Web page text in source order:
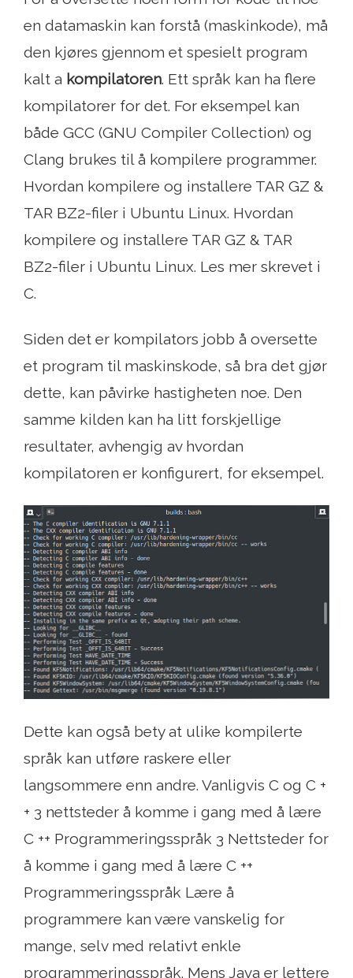
en datamaskin kan forstå (maskinkode), må
den kjøres gjennom et spesielt program
kalt a kompilatoren. Ett språk kan ha flere
kompilatorer for det. For eksempel kan
både GCC (GNU Compiler Collection) og
Clang brukes til å kompilere programmer.
Hvordan kompilere og installere TAR GZ &
TAR BZ2-filer i Ubuntu Linux. Hvordan
kompilere og installere TAR GZ & TAR
BZ2-filer i Ubuntu Linux. Les mer skrevet i
C.
Siden det er kompilators jobb å oversette
et program til maskinskode, så bra det gjør
dette, kan påvirke hastigheten noe. Den
samme kilden kan ha litt forskjellige
resultater, avhengig av hvordan
kompilatoren er konfigurert, for eksempel.
Dette kan også bety at ulike kompilerte
språk kan utføre raskere eller
langsommere enn andre. Vanligvis C og C +
+ 3 nettsteder å komme i gang med å lære
C ++ Programmeringsspråk 3 Nettsteder for
å komme i gang med å lære C ++
Programmeringsspråk Lære å
programmere kan være vanskelig for
mange, selv med relativt enkle
programmeringsspråk. Mens Java er lettere